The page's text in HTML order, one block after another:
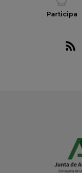
Participa